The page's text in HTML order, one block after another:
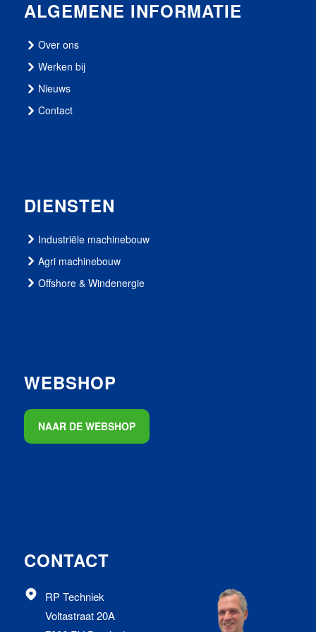
ALGEMENE INFORMATIE
Over ons
Werken bij
Nieuws
Contact
DIENSTEN
Industriële machinebouw
Agri machinebouw
Offshore & Windenergie
WEBSHOP
NAAR DE WEBSHOP
CONTACT
RP Techniek
Voltastraat 20A